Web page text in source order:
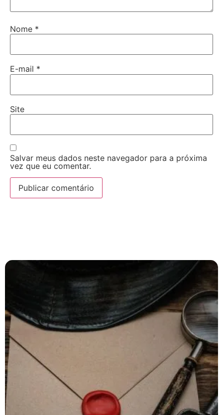
Nome *
E-mail *
Site
Salvar meus dados neste navegador para a próxima
vez que eu comentar.